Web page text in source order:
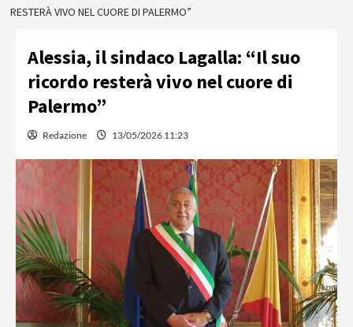
RESTERÀ VIVO NEL CUORE DI PALERMO”
Alessia, il sindaco Lagalla: “Il suo
ricordo resterà vivo nel cuore di
Palermo”
Redazione 13/05/2026 11:23